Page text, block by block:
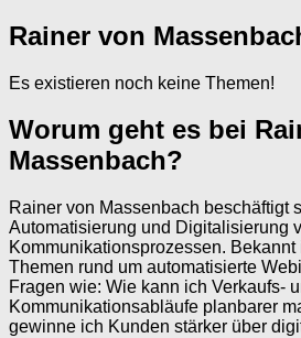
Rainer von
Es existieren noch keine Themen!
Worum geht es bei
Massenbach?
Rainer von Massenbach beschäftigt
Automatisierung und Digitalisierung
Kommunikationsprozessen. Bekannt
Themen rund um automatisierte
Fragen wie: Wie kann ich Verkaufs-
Kommunikationsabläufe planbarer
gewinne ich Kunden stärker über